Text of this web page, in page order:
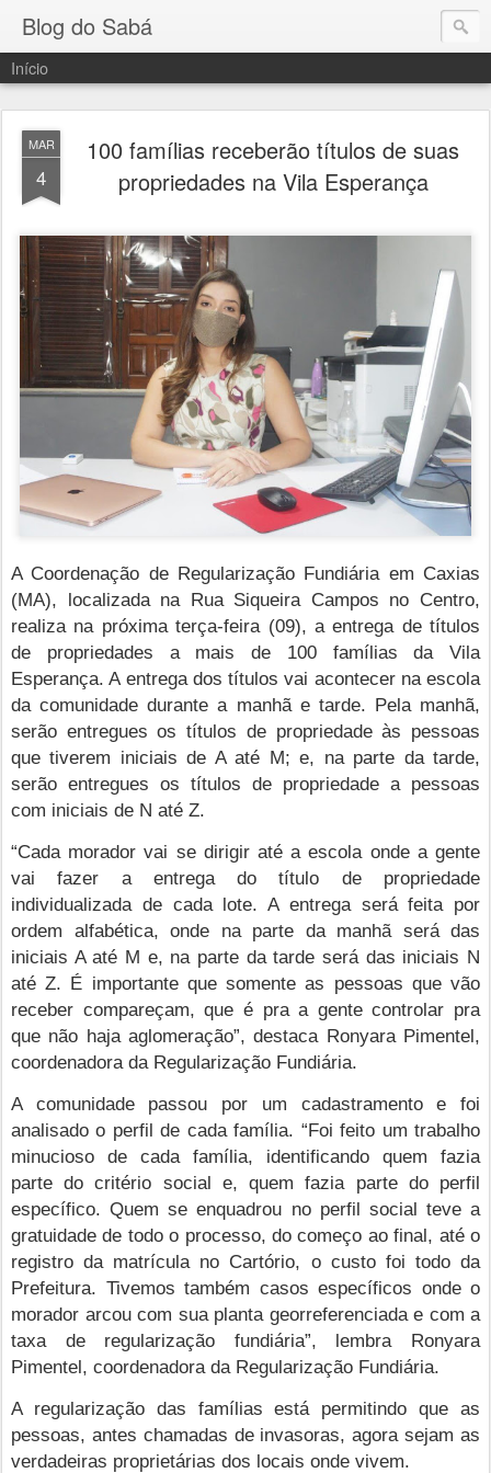
Blog do Sabá
Início
MAR
4
100 famílias receberão títulos de suas
propriedades na Vila Esperança
A Coordenação de Regularização Fundiária em Caxias
(MA), localizada na Rua Siqueira Campos no Centro,
realiza na próxima terça-feira (09), a entrega de títulos
de propriedades a mais de 100 famílias da Vila
Esperança. A entrega dos títulos vai acontecer na escola
da comunidade durante a manhã e tarde. Pela manhã,
serão entregues os títulos de propriedade às pessoas
que tiverem iniciais de A até M; e, na parte da tarde,
serão entregues os títulos de propriedade a pessoas
com iniciais de N até Z.
“Cada morador vai se dirigir até a escola onde a gente
vai fazer a entrega do título de propriedade
individualizada de cada lote. A entrega será feita por
ordem alfabética, onde na parte da manhã será das
iniciais A até M e, na parte da tarde será das iniciais N
até Z. É importante que somente as pessoas que vão
receber compareçam, que é pra a gente controlar pra
que não haja aglomeração”, destaca Ronyara Pimentel,
coordenadora da Regularização Fundiária.
A comunidade passou por um cadastramento e foi
analisado o perfil de cada família. “Foi feito um trabalho
minucioso de cada família, identificando quem fazia
parte do critério social e, quem fazia parte do perfil
específico. Quem se enquadrou no perfil social teve a
gratuidade de todo o processo, do começo ao final, até o
registro da matrícula no Cartório, o custo foi todo da
Prefeitura. Tivemos também casos específicos onde o
morador arcou com sua planta georreferenciada e com a
taxa de regularização fundiária”, lembra Ronyara
Pimentel, coordenadora da Regularização Fundiária.
A regularização das famílias está permitindo que as
pessoas, antes chamadas de invasoras, agora sejam as
verdadeiras proprietárias dos locais onde vivem.